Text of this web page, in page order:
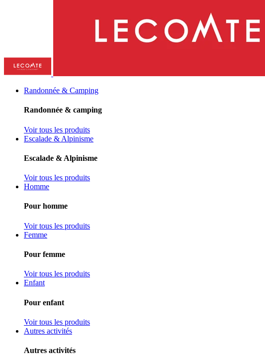
Randonnée & Camping
Randonnée & camping
Voir tous les produits
Escalade & Alpinisme
Escalade & Alpinisme
Voir tous les produits
Homme
Pour homme
Voir tous les produits
Femme
Pour femme
Voir tous les produits
Enfant
Pour enfant
Voir tous les produits
Autres activités
Autres activités